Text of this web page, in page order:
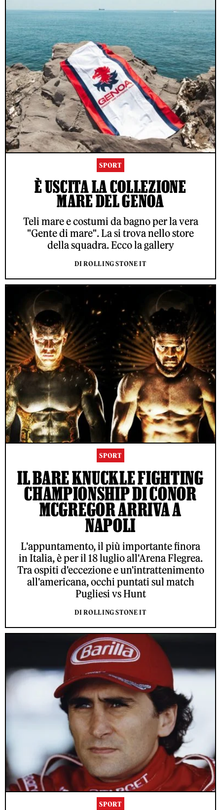
SPORT
È USCITA LA COLLEZIONE
MARE DEL GENOA
Teli mare e costumi da bagno per la vera
"Gente di mare". La si trova nello store
della squadra. Ecco la gallery
DI ROLLING STONE IT
SPORT
IL BARE KNUCKLE FIGHTING
CHAMPIONSHIP DI CONOR
MCGREGOR ARRIVA A
NAPOLI
L'appuntamento, il più importante finora
in Italia, è per il 18 luglio all'Arena Flegrea.
Tra ospiti d'eccezione e un'intrattenimento
all'americana, occhi puntati sul match
Pugliesi vs Hunt
DI ROLLING STONE IT
SPORT